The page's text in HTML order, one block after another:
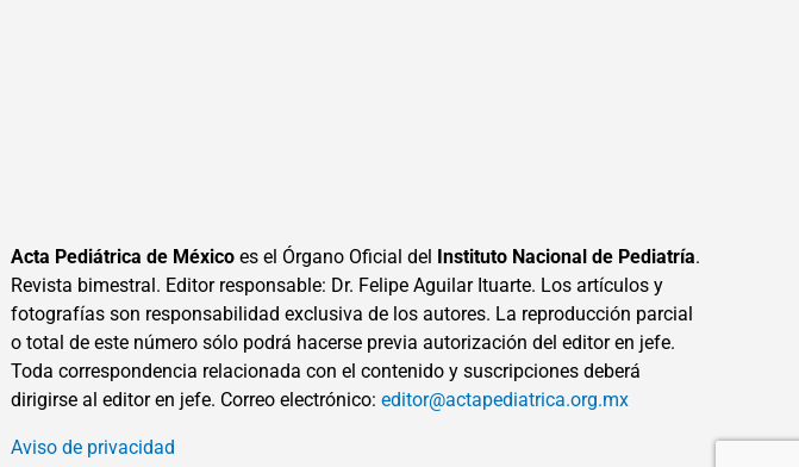
Acta Pediátrica de México es el Órgano Oficial del Instituto Nacional de Pediatría.
Revista bimestral. Editor responsable: Dr. Felipe Aguilar Ituarte. Los artículos y
fotografías son responsabilidad exclusiva de los autores. La reproducción parcial
o total de este número sólo podrá hacerse previa autorización del editor en jefe.
Toda correspondencia relacionada con el contenido y suscripciones deberá
dirigirse al editor en jefe. Correo electrónico: editor@actapediatrica.org.mx
Aviso de privacidad